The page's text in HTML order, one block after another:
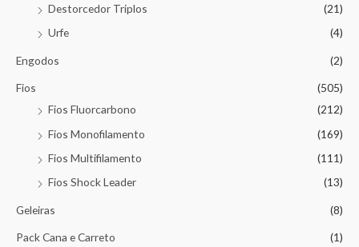
Destorcedor Triplos
(21)
Urfe
(4)
Engodos (2)
Fios
(505)
Fios Fluorcarbono
(212)
Fios Monofilamento
(169)
Fios Multifilamento
(111)
Fios Shock Leader
(13)
Geleiras (8)
Pack Cana e Carreto (1)